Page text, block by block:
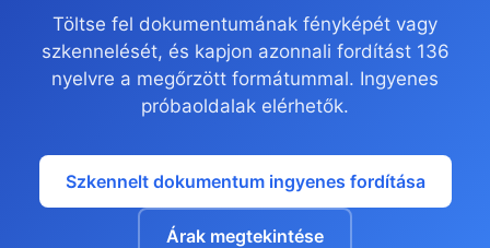
Töltse fel dokumentumának fényképét vagy
szkennelését, és kapjon azonnali fordítást 136
nyelvre a megőrzött formátummal. Ingyenes
próbaoldalak elérhetők.
Szkennelt dokumentum ingyenes fordítása
Árak megtekintése